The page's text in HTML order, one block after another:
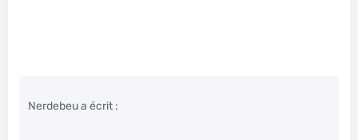
Nerdebeu a écrit :